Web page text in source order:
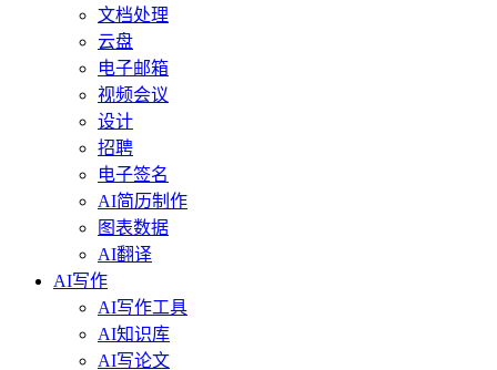
文档处理
云盘
电子邮箱
视频会议
设计
招聘
电子签名
AI简历制作
图表数据
AI翻译
AI写作
AI写作工具
AI知识库
AI写论文